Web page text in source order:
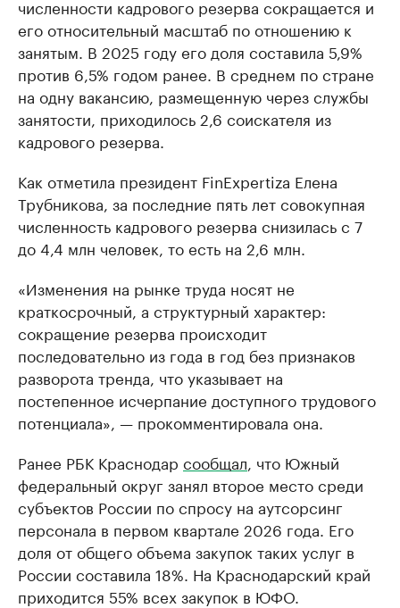
численности кадрового резерва сокращается и
его относительный масштаб по отношению к
занятым. В 2025 году его доля составила 5,9%
против 6,5% годом ранее. В среднем по стране
на одну вакансию, размещенную через службы
занятости, приходилось 2,6 соискателя из
кадрового резерва.
Как отметила президент FinExpertiza Елена
Трубникова, за последние пять лет совокупная
численность кадрового резерва снизилась с 7
до 4,4 млн человек, то есть на 2,6 млн.
«Изменения на рынке труда носят не
краткосрочный, а структурный характер:
сокращение резерва происходит
последовательно из года в год без признаков
разворота тренда, что указывает на
постепенное исчерпание доступного трудового
потенциала», — прокомментировала она.
Ранее РБК Краснодар сообщал , что Южный
федеральный округ занял второе место среди
субъектов России по спросу на аутсорсинг
персонала в первом квартале 2026 года. Его
доля от общего объема закупок таких услуг в
России составила 18%. На Краснодарский край
приходится 55% всех закупок в ЮФО.